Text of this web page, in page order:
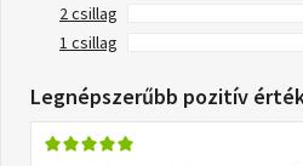
2 csillag
1 csillag
Legnépszerűbb pozitív